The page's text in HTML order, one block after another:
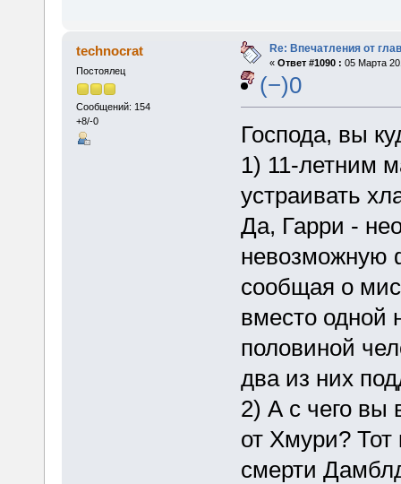
technocrat
Постоялец
Сообщений: 154
+8/-0
Re: Впечатления от
« Ответ #1090 : 05 Марта
(−)0
Господа, вы
1) 11-летним
устраивать
Да, Гарри -
невозможную
сообщая о
вместо одной
половиной
два из них
2) А с чего вы
от Хмури? Тот
смерти